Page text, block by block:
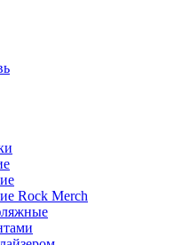
Rock Merch